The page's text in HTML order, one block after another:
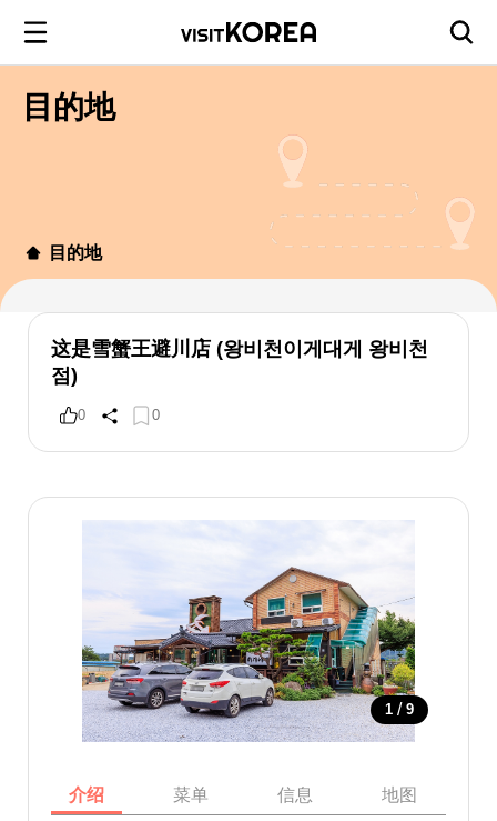
目的地
目的地
这是雪蟹王避川店 (왕비천이게대게 왕비천
점)
0 0
1 / 9
介绍 菜单 信息 地图